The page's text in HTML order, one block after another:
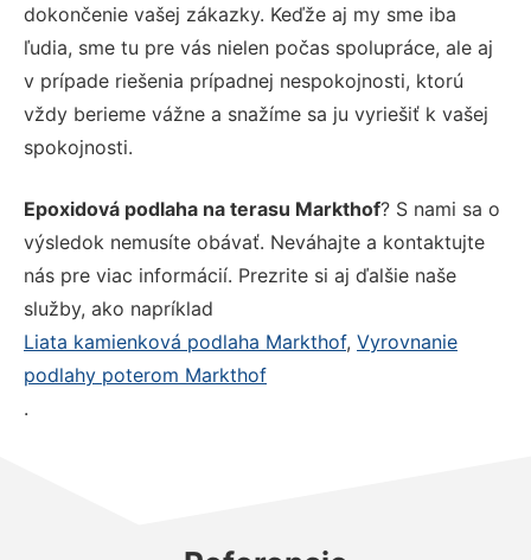
dokončenie vašej zákazky. Keďže aj my sme iba
ľudia, sme tu pre vás nielen počas spolupráce, ale aj
v prípade riešenia prípadnej nespokojnosti, ktorú
vždy berieme vážne a snažíme sa ju vyriešiť k vašej
spokojnosti.
Epoxidová podlaha na terasu Markthof? S nami sa o
výsledok nemusíte obávať. Neváhajte a kontaktujte
nás pre viac informácií. Prezrite si aj ďalšie naše
služby, ako napríklad
Liata kamienková podlaha Markthof, Vyrovnanie
podlahy poterom Markthof
.